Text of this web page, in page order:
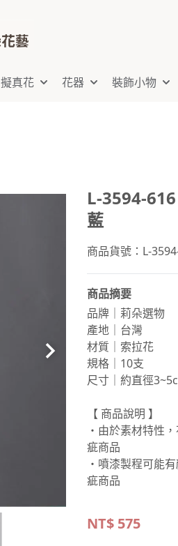
擬真花 花器 裝飾小物
L-3594-
藍
商品貨號：L-
商品摘要
品牌｜莉朵選物
產地｜台灣
材質｜索拉花
規格｜10支
尺寸｜約直徑
【 商品說明 】
・由於素材特性
疵商品
・噴漆製程可能
疵商品
NT$575